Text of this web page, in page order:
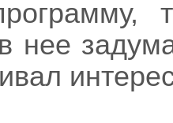
нее